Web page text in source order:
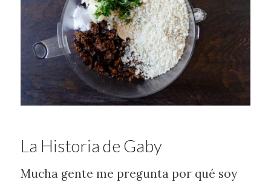
La Historia de Gaby
Mucha gente me pregunta por qué soy